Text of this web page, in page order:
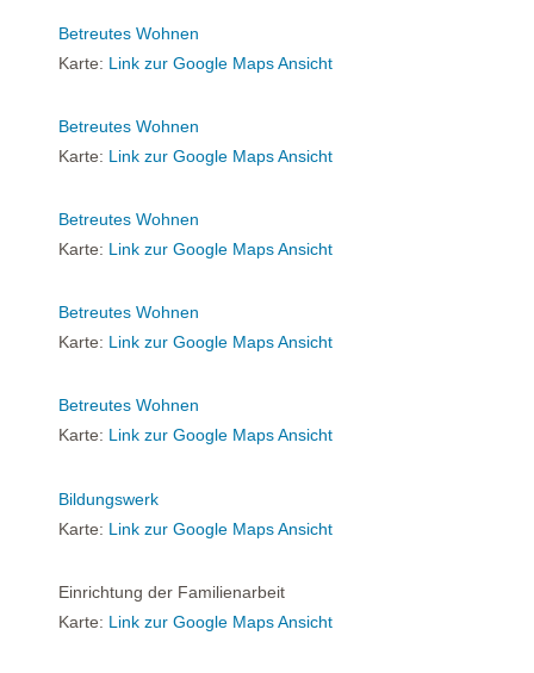
Betreutes Wohnen
Karte: Link zur Google Maps Ansicht
Betreutes Wohnen
Karte: Link zur Google Maps Ansicht
Betreutes Wohnen
Karte: Link zur Google Maps Ansicht
Betreutes Wohnen
Karte: Link zur Google Maps Ansicht
Betreutes Wohnen
Karte: Link zur Google Maps Ansicht
Bildungswerk
Karte: Link zur Google Maps Ansicht
Einrichtung der Familienarbeit
Karte: Link zur Google Maps Ansicht